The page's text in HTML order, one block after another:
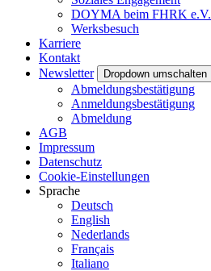
DOYMA beim FHRK e.V.
Werksbesuch
Karriere
Kontakt
Newsletter
Dropdown umschalten
Abmeldungsbestätigung
Anmeldungsbestätigung
Abmeldung
AGB
Impressum
Datenschutz
Cookie-Einstellungen
Sprache
Deutsch
English
Nederlands
Français
Italiano